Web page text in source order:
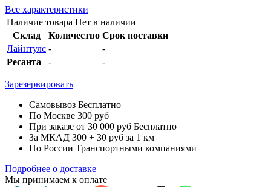
Все характеристики
Наличие товара Нет в наличии
Склад
Количество Срок поставки
Лайнтулс -
-
Ресанта
- -
Зарезервировать
Самовывоз Бесплатно
По Москве 300 руб
При заказе от 30 000 руб Бесплатно
За МКАД 300 + 30 руб за 1 км
По России Транспортными компаниями
Подробнее о доставке
Мы принимаем к оплате